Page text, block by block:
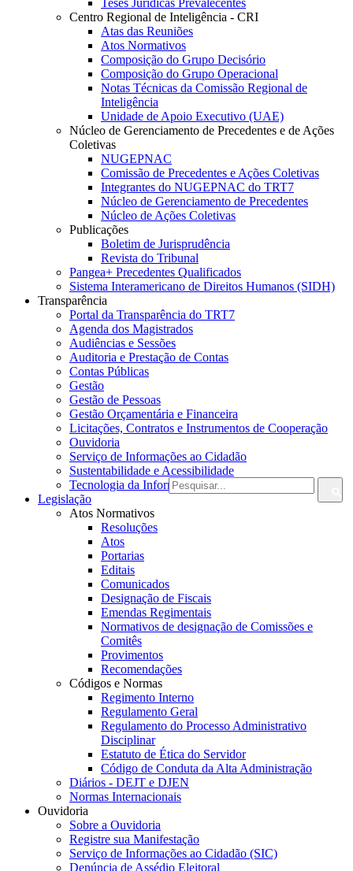
Teses Jurídicas Prevalecentes
Centro Regional de Inteligência - CRI
Atas das Reuniões
Atos Normativos
Composição do Grupo Decisório
Composição do Grupo Operacional
Notas Técnicas da Comissão Regional de
Inteligência
Unidade de Apoio Executivo (UAE)
Núcleo de Gerenciamento de Precedentes e de Ações
Coletivas
NUGEPNAC
Comissão de Precedentes e Ações Coletivas
Integrantes do NUGEPNAC do TRT7
Núcleo de Gerenciamento de Precedentes
Núcleo de Ações Coletivas
Publicações
Boletim de Jurisprudência
Revista do Tribunal
Pangea+ Precedentes Qualificados
Sistema Interamericano de Direitos Humanos (SIDH)
Transparência
Portal da Transparência do TRT7
Agenda dos Magistrados
Audiências e Sessões
Auditoria e Prestação de Contas
Contas Públicas
Gestão
Gestão de Pessoas
Gestão Orçamentária e Financeira
Licitações, Contratos e Instrumentos de Cooperação
Ouvidoria
Serviço de Informações ao Cidadão
Sustentabilidade e Acessibilidade
Tecnologia da Informação e Comunicação
Legislação
Atos Normativos
Resoluções
Atos
Portarias
Editais
Comunicados
Designação de Fiscais
Emendas Regimentais
Normativos de designação de Comissões e
Comitês
Provimentos
Recomendações
Códigos e Normas
Regimento Interno
Regulamento Geral
Regulamento do Processo Administrativo
Disciplinar
Estatuto de Ética do Servidor
Código de Conduta da Alta Administração
Diários - DEJT e DJEN
Normas Internacionais
Ouvidoria
Sobre a Ouvidoria
Registre sua Manifestação
Serviço de Informações ao Cidadão (SIC)
Denúncia de Assédio Eleitoral